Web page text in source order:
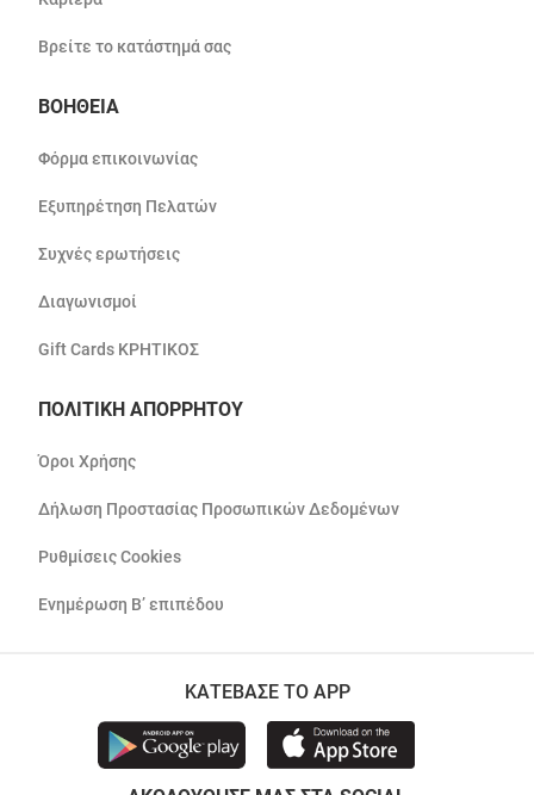
Βρείτε το κατάστημά σας
ΒΟΗΘΕΙΑ
Φόρμα επικοινωνίας
Εξυπηρέτηση Πελατών
Συχνές ερωτήσεις
Διαγωνισμοί
Gift Cards ΚΡΗΤΙΚΟΣ
ΠΟΛΙΤΙΚΗ ΑΠΟΡΡΗΤΟΥ
Όροι Χρήσης
Δήλωση Προστασίας Προσωπικών Δεδομένων
Ρυθμίσεις Cookies
Ενημέρωση Β’ επιπέδου
ΚΑΤΕΒΑΣΕ ΤΟ APP